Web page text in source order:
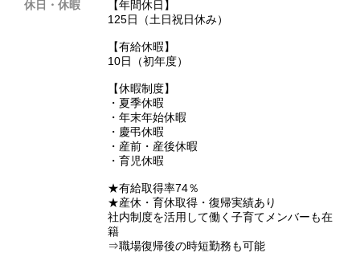
休日・休暇
【年間休日】
125日（土日祝日休み）
【有給休暇】
10日（初年度）
【休暇制度】
・夏季休暇
・年末年始休暇
・慶弔休暇
・産前・産後休暇
・育児休暇
★有給取得率74％
★産休・育休取得・復帰実績あり
社内制度を活用して働く子育てメンバーも在
籍
⇒職場復帰後の時短勤務も可能